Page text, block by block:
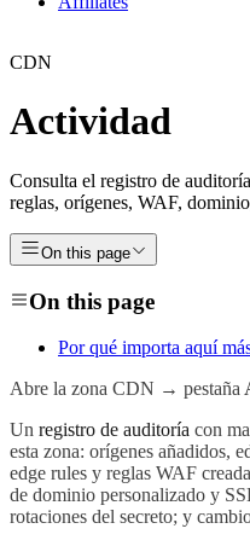
CDN
Actividad
Consulta el registro de
reglas, orígenes, WAF,
On this page
On this page
Por qué importa aquí
Abre la zona CDN → pestaña
Un registro de auditoría con
esta zona: orígenes añadidos,
edge rules y reglas WAF
de dominio personalizado y
rotaciones del secreto; y